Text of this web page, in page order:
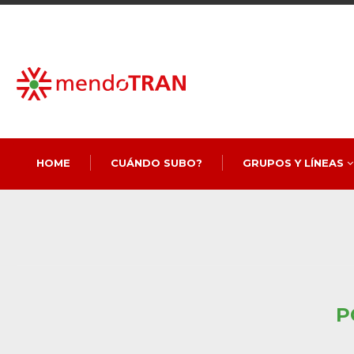
HOME CUÁNDO SUBO? GRUPOS Y LÍNEAS